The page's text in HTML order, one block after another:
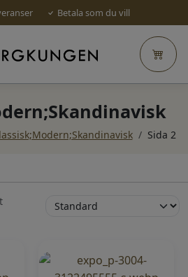
Betala som du vill
/ Sida 2